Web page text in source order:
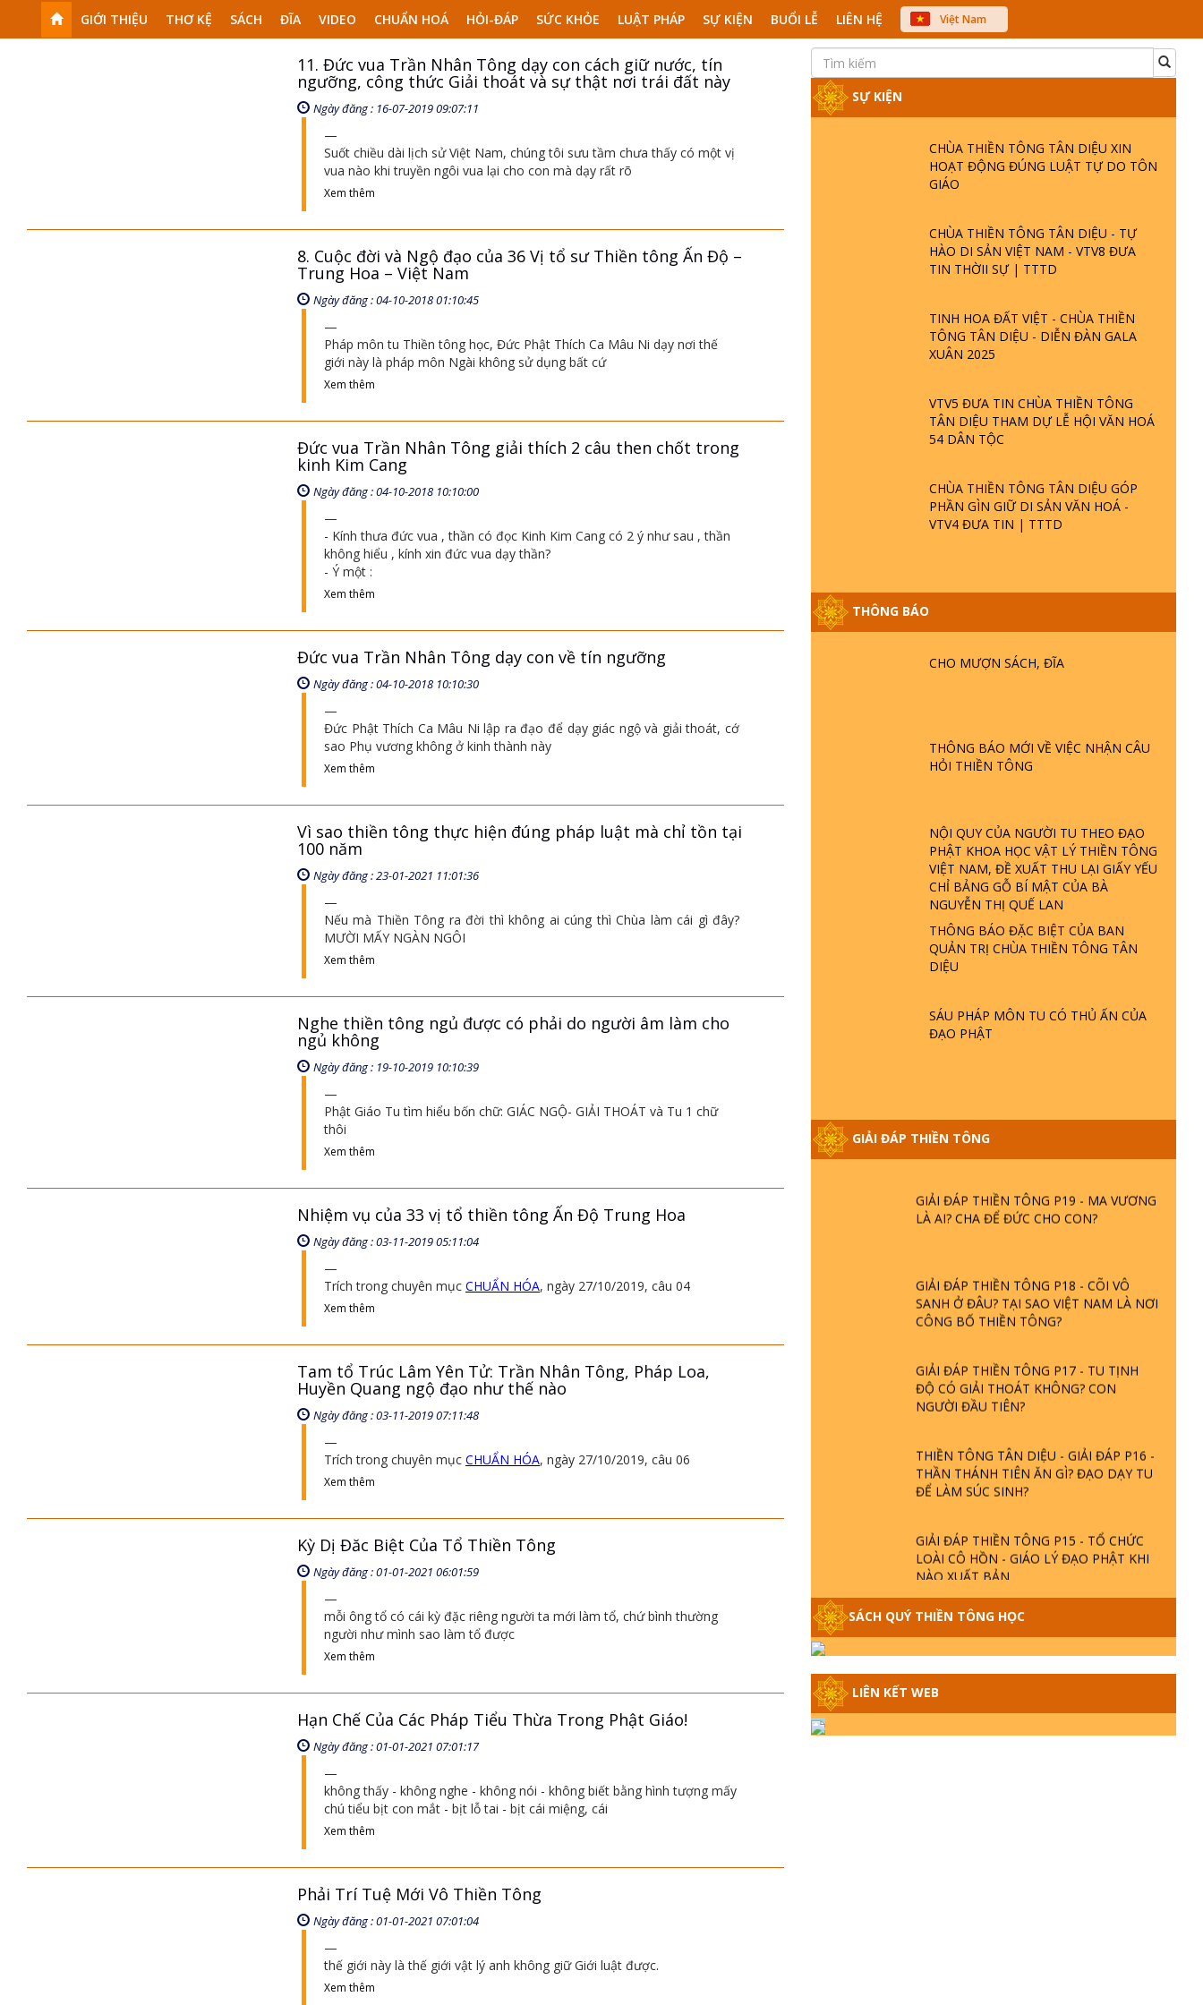
GIỚI THIỆU THƠ KỆ SÁCH ĐĨA VIDEO CHUẨN HOÁ HỎI-ĐÁP SỨC KHỎE LUẬT PHÁP SỰ KIỆN BUỔI LỄ LIÊN HỆ
Việt Nam
中文
11. Đức vua Trần Nhân Tông dạy con cách giữ nước, tín
ngưỡng, công thức Giải thoát và sự thật nơi trái đất này
Ngày đăng : 16-07-2019 09:07:11
Suốt chiều dài lịch sử Việt Nam, chúng tôi sưu tầm chưa thấy có một vị
vua nào khi truyền ngôi vua lại cho con mà dạy rất rõ
Xem thêm
8. Cuộc đời và Ngộ đạo của 36 Vị tổ sư Thiền tông Ấn Độ –
Trung Hoa – Việt Nam
Ngày đăng : 04-10-2018 01:10:45
Pháp môn tu Thiền tông học, Đức Phật Thích Ca Mâu Ni dạy nơi thế
giới này là pháp môn Ngài không sử dụng bất cứ
Xem thêm
Đức vua Trần Nhân Tông giải thích 2 câu then chốt trong
kinh Kim Cang
Ngày đăng : 04-10-2018 10:10:00
- Kính thưa đức vua , thần có đọc Kinh Kim Cang có 2 ý như sau , thần
không hiểu , kính xin đức vua dạy thần?
- Ý một :
Xem thêm
Đức vua Trần Nhân Tông dạy con về tín ngưỡng
Ngày đăng : 04-10-2018 10:10:30
Đức Phật Thích Ca Mâu Ni lập ra đạo để dạy giác ngộ và giải thoát, cớ
sao Phụ vương không ở kinh thành này
Xem thêm
Vì sao thiền tông thực hiện đúng pháp luật mà chỉ tồn tại
100 năm
Ngày đăng : 23-01-2021 11:01:36
Nếu mà Thiền Tông ra đời thì không ai cúng thì Chùa làm cái gì đây?
MƯỜI MẤY NGÀN NGÔI
Xem thêm
Nghe thiền tông ngủ được có phải do người âm làm cho
ngủ không
Ngày đăng : 19-10-2019 10:10:39
Phật Giáo Tu tìm hiểu bốn chữ: GIÁC NGỘ- GIẢI THOÁT và Tu 1 chữ
thôi
Xem thêm
Nhiệm vụ của 33 vị tổ thiền tông Ấn Độ Trung Hoa
Ngày đăng : 03-11-2019 05:11:04
Trích trong chuyên mục CHUẨN HÓA, ngày 27/10/2019, câu 04
Xem thêm
Tam tổ Trúc Lâm Yên Tử: Trần Nhân Tông, Pháp Loa,
Huyền Quang ngộ đạo như thế nào
Ngày đăng : 03-11-2019 07:11:48
Trích trong chuyên mục CHUẨN HÓA, ngày 27/10/2019, câu 06
Xem thêm
Kỳ Dị Đăc Biệt Của Tổ Thiền Tông
Ngày đăng : 01-01-2021 06:01:59
mỗi ông tổ có cái kỳ đặc riêng người ta mới làm tổ, chứ bình thường
người như mình sao làm tổ được
Xem thêm
Hạn Chế Của Các Pháp Tiểu Thừa Trong Phật Giáo!
Ngày đăng : 01-01-2021 07:01:17
không thấy - không nghe - không nói - không biết bằng hình tượng mấy
chú tiểu bịt con mắt - bịt lỗ tai - bịt cái miệng, cái
Xem thêm
Phải Trí Tuệ Mới Vô Thiền Tông
Ngày đăng : 01-01-2021 07:01:04
thế giới này là thế giới vật lý anh không giữ Giới luật được.
Xem thêm
SỰ KIỆN
CHÙA THIỀN TÔNG TÂN DIỆU XIN
HOẠT ĐỘNG ĐÚNG LUẬT TỰ DO TÔN
GIÁO
CHÙA THIỀN TÔNG TÂN DIỆU - TỰ
HÀO DI SẢN VIỆT NAM - VTV8 ĐƯA
TIN THỜII SỰ | TTTD
TINH HOA ĐẤT VIỆT - CHÙA THIỀN
TÔNG TÂN DIỆU - DIỄN ĐÀN GALA
XUÂN 2025
VTV5 ĐƯA TIN CHÙA THIỀN TÔNG
TÂN DIỆU THAM DỰ LỄ HỘI VĂN HOÁ
54 DÂN TỘC
CHÙA THIỀN TÔNG TÂN DIỆU GÓP
PHẦN GÌN GIỮ DI SẢN VĂN HOÁ -
VTV4 ĐƯA TIN | TTTD
THÔNG BÁO
CHO MƯỢN SÁCH, ĐĨA
THÔNG BÁO MỚI VỀ VIỆC NHẬN CÂU
HỎI THIỀN TÔNG
NỘI QUY CỦA NGƯỜI TU THEO ĐẠO
PHẬT KHOA HỌC VẬT LÝ THIỀN TÔNG
VIỆT NAM, ĐỀ XUẤT THU LẠI GIẤY YẾU
CHỈ BẢNG GỖ BÍ MẬT CỦA BÀ
NGUYỄN THỊ QUẾ LAN
THÔNG BÁO ĐẶC BIỆT CỦA BAN
QUẢN TRỊ CHÙA THIỀN TÔNG TÂN
DIỆU
SÁU PHÁP MÔN TU CÓ THỦ ẤN CỦA
ĐẠO PHẬT
GIẢI ĐÁP THIỀN TÔNG
GIẢI ĐÁP ĐẶC BIỆT P25 - SUỐT 49 NĂM
PHẬT KHÔNG NÓI? HỘI LONG HOA LÀ
GIẢI ĐÁP ĐẶC BIỆT P24 - TÁNH PHẬT
GIẢI ĐÁP ĐẶC BIỆT P23 - THIÊN ĐÀNG Ở
GIẢI ĐÁP THIỀN TÔNG ĐẶC BIỆT P22 -
TẠI SAO TRÁI ĐẤT NHIỀU THIÊN TAI - LŨ
LỤT - HỎA HOẠN | TTTD
GIẢI ĐÁP THIỀN TÔNG ĐẶC BIỆT P21 -
TẠI SAO ĐỨC PHẬT BƯỚC ĐI 7 BƯỚC
TRÊN HOA SEN ? | TTTD
GIẢI ĐÁP VỀ LỄ TIỄN THIỀN TÔNG SƯ
NGỌC LÂM VỀ PHẬT GIỚI
20 - BÁC NGUYỄN NHÂN LÀ AI? PHIỀN
NÃO DO ĐÂU MÀ CÓ?
LÀ AI? CHA ĐỂ ĐỨC CHO CON?
SANH Ở ĐÂU? TẠI SAO VIỆT NAM LÀ NƠI
CÔNG BỐ THIỀN TÔNG?
ĐỘ CÓ GIẢI THOÁT KHÔNG? CON
NGƯỜI ĐẦU TIÊN?
THẦN THÁNH TIÊN ĂN GÌ? ĐẠO DẠY TU
ĐỂ LÀM SÚC SINH?
LOÀI CÔ HỒN - GIÁO LÝ ĐẠO PHẬT KHI
NÀO XUẤT BẢN
GIẢI ĐÁP THIỀN TÔNG ĐẶC BIỆT - P14 -
NGUỒN GỐC ÂM LỊCH DƯƠNG LỊCH -
GIẢI ĐÁP THIỀN TÔNG ĐẶC BIỆT - P13 -
CON NGƯỜI TU THÀNH PHẬT ĐƯỢC
SÁCH QUÝ THIỀN TÔNG HỌC
LIÊN KẾT WEB